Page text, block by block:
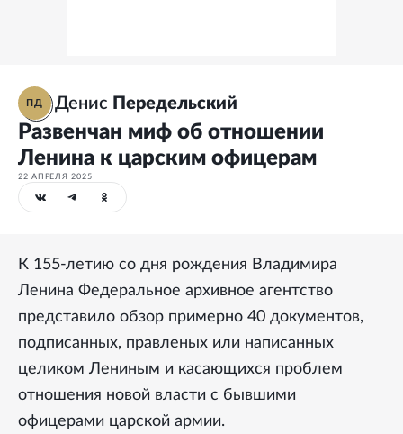
ПД Денис Передельский
Развенчан миф об отношении
Ленина к царским офицерам
22 АПРЕЛЯ 2025
К 155-летию со дня рождения Владимира
Ленина Федеральное архивное агентство
представило обзор примерно 40 документов,
подписанных, правленых или написанных
целиком Лениным и касающихся проблем
отношения новой власти с бывшими
офицерами царской армии.